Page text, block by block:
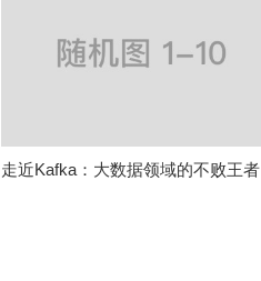
走近Kafka：大数据领域的不败王者